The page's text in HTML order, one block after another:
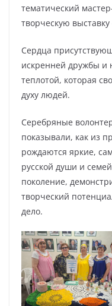
тематический
творческую выставку
Сердца
искренней дружбы и
теплотой, которая
духу людей.
Серебряные
показывали, как из
рождаются яркие,
русской души и
поколение,
творческий
дело.